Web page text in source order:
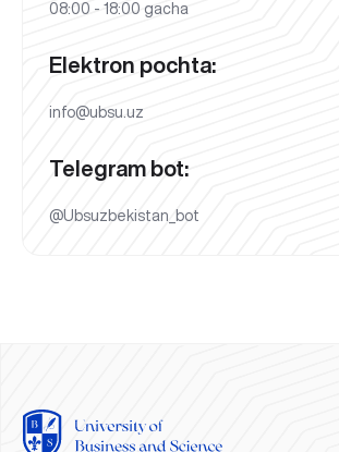
08:00 - 18:00 gacha
Elektron pochta:
info@ubsu.uz
Telegram bot:
@Ubsuzbekistan_bot